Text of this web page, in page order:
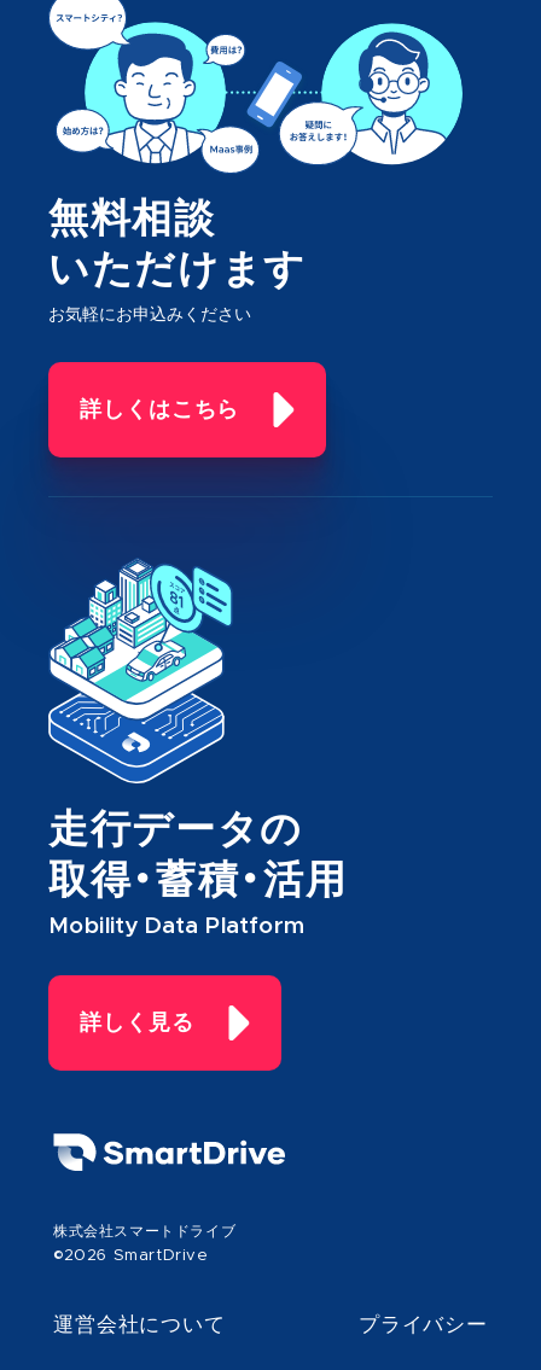
無料相談
いただけます
お気軽にお申込みください
詳しくはこちら
走行データの
取得・蓄積・活用
Mobility Data Platform
詳しく見る
株式会社スマートドライブ
©2026 SmartDrive
運営会社について プライバシー